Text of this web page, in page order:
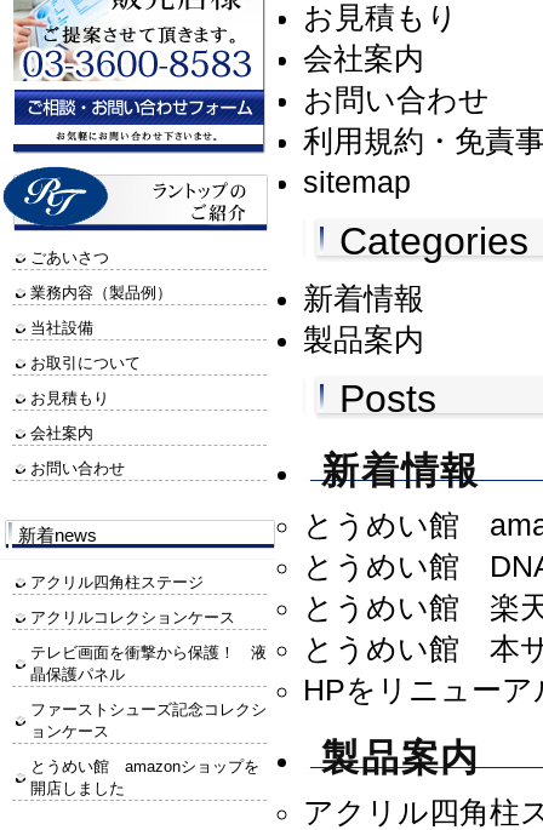
お見積もり
会社案内
お問い合わせ
利用規約・免責
sitemap
Categories
新着情報
製品案内
Posts
新着情報
とうめい館
とうめい館
とうめい館 楽
とうめい館 本
HPをリニュー
製品案内
アクリル四角柱
ごあいさつ
業務内容（製品例）
当社設備
お取引について
お見積もり
会社案内
お問い合わせ
新着news
アクリル四角柱ステージ
アクリルコレクションケース
テレビ画面を衝撃から保護！ 液
晶保護パネル
ファーストシューズ記念コレクシ
ョンケース
とうめい館 amazonショップを
開店しました